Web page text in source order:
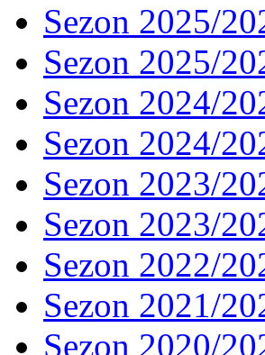
Sezon 2025/
Sezon 2025/
Sezon 2024/
Sezon 2024/
Sezon 2023/
Sezon 2023/
Sezon 2022/
Sezon 2021/
Sezon 2020/